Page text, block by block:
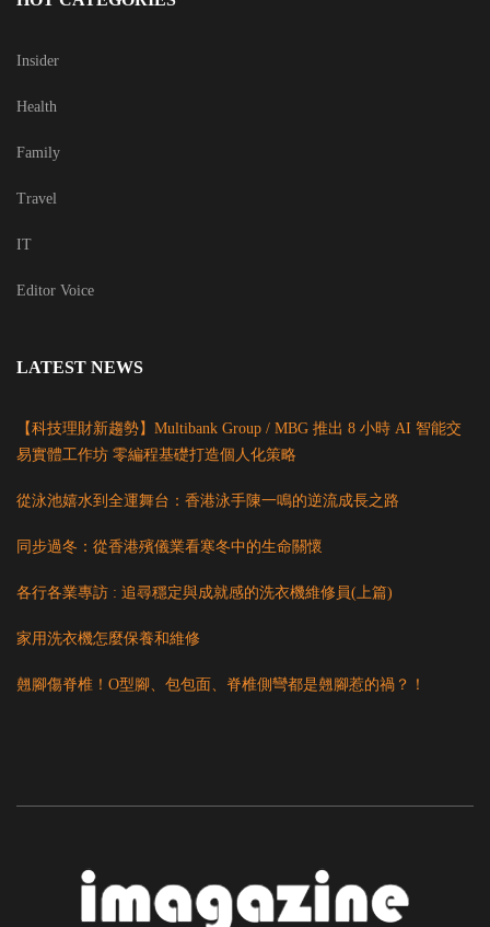
Insider
Health
Family
Travel
IT
Editor Voice
LATEST NEWS
【科技理財新趨勢】Multibank Group / MBG 推出 8 小時 AI 智能交
易實體工作坊 零編程基礎打造個人化策略
從泳池嬉水到全運舞台：香港泳手陳一鳴的逆流成長之路
同步過冬：從香港殯儀業看寒冬中的生命關懷
各行各業專訪 : 追尋穩定與成就感的洗衣機維修員(上篇)
家用洗衣機怎麼保養和維修
翹腳傷脊椎！O型腳、包包面、脊椎側彎都是翹腳惹的禍？！